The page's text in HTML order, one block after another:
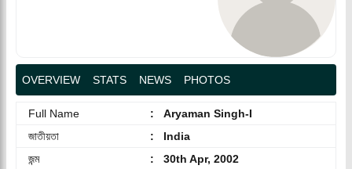
OVERVIEW STATS NEWS PHOTOS
Full Name :
Aryaman Singh-I
জাতীয়তা
:
India
জন্ম
:
30th Apr, 2002